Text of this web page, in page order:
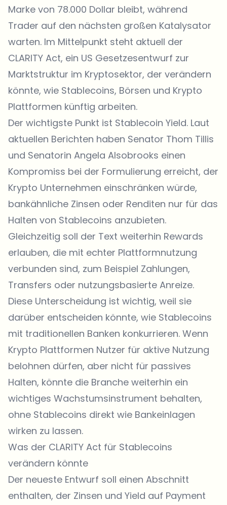
Marke von 78.000 Dollar bleibt, während
Trader auf den nächsten großen Katalysator
warten. Im Mittelpunkt steht aktuell der
CLARITY Act, ein US Gesetzesentwurf zur
Marktstruktur im Kryptosektor, der verändern
könnte, wie Stablecoins, Börsen und Krypto
Plattformen künftig arbeiten.
Der wichtigste Punkt ist Stablecoin Yield. Laut
aktuellen Berichten haben Senator Thom Tillis
und Senatorin Angela Alsobrooks einen
Kompromiss bei der Formulierung erreicht, der
Krypto Unternehmen einschränken würde,
bankähnliche Zinsen oder Renditen nur für das
Halten von Stablecoins anzubieten.
Gleichzeitig soll der Text weiterhin Rewards
erlauben, die mit echter Plattformnutzung
verbunden sind, zum Beispiel Zahlungen,
Transfers oder nutzungsbasierte Anreize.
Diese Unterscheidung ist wichtig, weil sie
darüber entscheiden könnte, wie Stablecoins
mit traditionellen Banken konkurrieren. Wenn
Krypto Plattformen Nutzer für aktive Nutzung
belohnen dürfen, aber nicht für passives
Halten, könnte die Branche weiterhin ein
wichtiges Wachstumsinstrument behalten,
ohne Stablecoins direkt wie Bankeinlagen
wirken zu lassen.
Was der CLARITY Act für Stablecoins
verändern könnte
Der neueste Entwurf soll einen Abschnitt
enthalten, der Zinsen und Yield auf Payment